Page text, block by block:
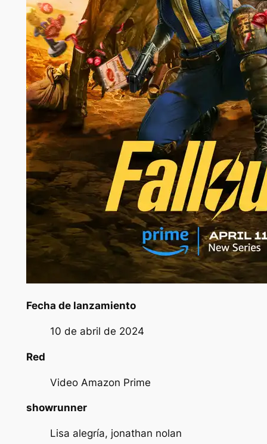
Fecha de lanzamiento
10 de abril de 2024
Red
Video Amazon Prime
showrunner
Lisa alegría, jonathan nolan